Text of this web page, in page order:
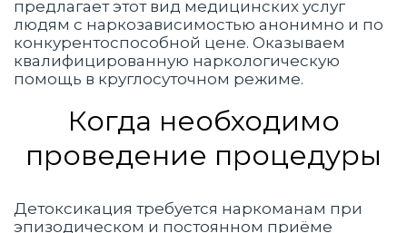
предлагает этот вид медицинских услуг
людям с наркозависимостью анонимно и по
конкурентоспособной цене. Оказываем
квалифицированную наркологическую
помощь в круглосуточном режиме.
Когда необходимо
проведение процедуры
Детоксикация требуется наркоманам при
эпизодическом и постоянном приёме